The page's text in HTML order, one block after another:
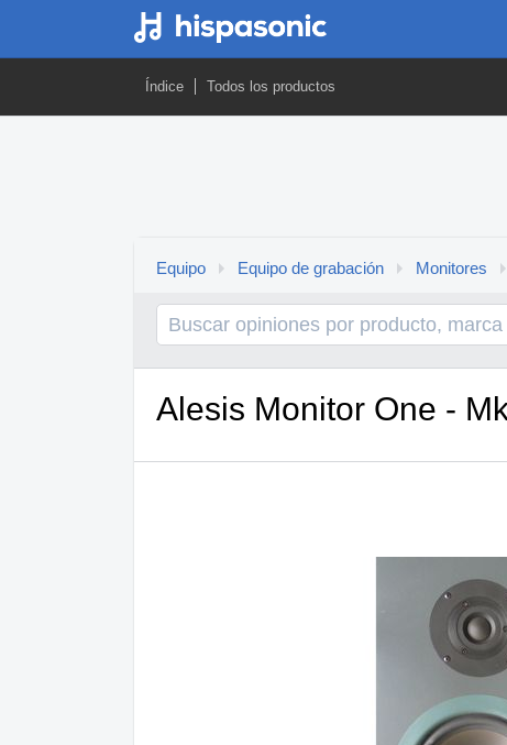
Índice Todos los productos
Equipo Equipo de grabación Monitores
Alesis Monitor One -